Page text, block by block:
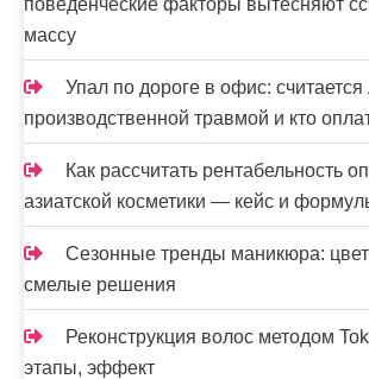
поведенческие факторы вытесняют
массу
Упал по дороге в офис: считается
производственной травмой и кто
Как рассчитать рентабельность
азиатской косметики — кейс и
Сезонные тренды маникюра:
смелые решения
Реконструкция волос методом
этапы, эффект